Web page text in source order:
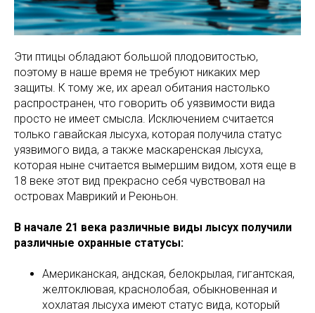
Эти птицы обладают большой плодовитостью,
поэтому в наше время не требуют никаких мер
защиты. К тому же, их ареал обитания настолько
распространен, что говорить об уязвимости вида
просто не имеет смысла. Исключением считается
только гавайская лысуха, которая получила статус
уязвимого вида, а также маскаренская лысуха,
которая ныне считается вымершим видом, хотя еще в
18 веке этот вид прекрасно себя чувствовал на
островах Маврикий и Реюньон.
В начале 21 века различные виды лысух получили
различные охранные статусы:
Американская, андская, белокрылая, гигантская,
желтоклювая, краснолобая, обыкновенная и
хохлатая лысуха имеют статус вида, который